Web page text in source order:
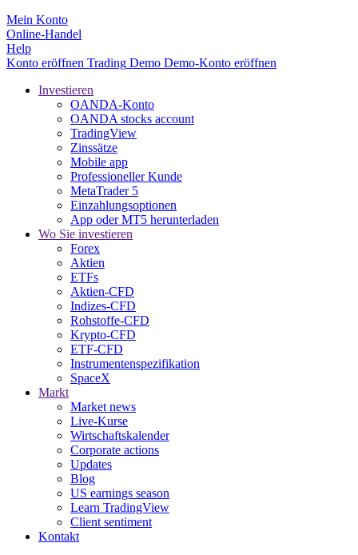
Mein Konto
Online-Handel
Help
Konto eröffnen Trading Demo Demo-Konto eröffnen
Investieren
OANDA-Konto
OANDA stocks account
TradingView
Zinssätze
Mobile app
Professioneller Kunde
MetaTrader 5
Einzahlungsoptionen
App oder MT5 herunterladen
Wo Sie investieren
Forex
Aktien
ETFs
Aktien-CFD
Indizes-CFD
Rohstoffe-CFD
Krypto-CFD
ETF-CFD
Instrumentenspezifikation
SpaceX
Markt
Market news
Live-Kurse
Wirtschaftskalender
Corporate actions
Updates
Blog
US earnings season
Learn TradingView
Client sentiment
Kontakt